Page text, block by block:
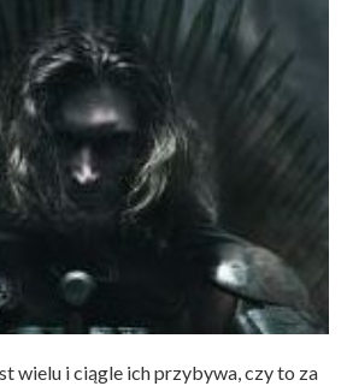
wielu i ciągle ich przybywa, czy to za